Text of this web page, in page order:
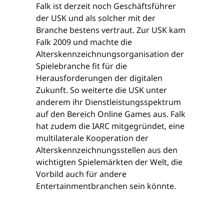
Falk ist derzeit noch Geschäftsführer
der USK und als solcher mit der
Branche bestens vertraut. Zur USK kam
Falk 2009 und machte die
Alterskennzeichnungsorganisation der
Spielebranche fit für die
Herausforderungen der digitalen
Zukunft. So weiterte die USK unter
anderem ihr Dienstleistungsspektrum
auf den Bereich Online Games aus. Falk
hat zudem die IARC mitgegründet, eine
multilaterale Kooperation der
Alterskennzeichnungsstellen aus den
wichtigten Spielemärkten der Welt, die
Vorbild auch für andere
Entertainmentbranchen sein könnte.